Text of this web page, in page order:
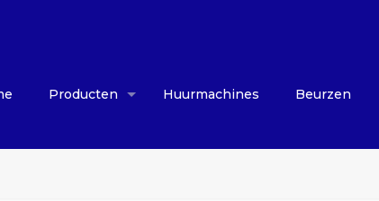
Producten Huurmachines Beurzen